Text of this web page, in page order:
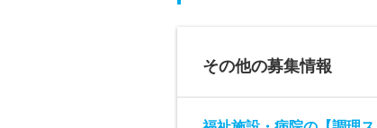
その他の募集情報